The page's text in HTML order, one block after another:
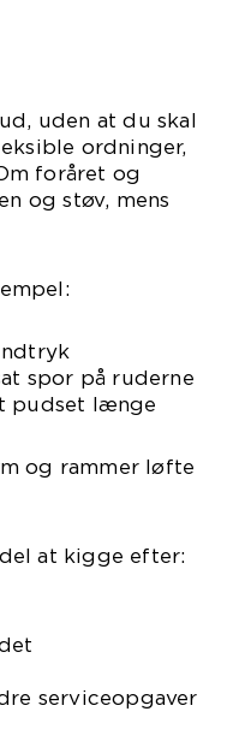
uden at du skal
ordninger,
foråret og
og støv, mens
spor på ruderne
pudset længe
og rammer løfte
at kigge efter:
serviceopgaver